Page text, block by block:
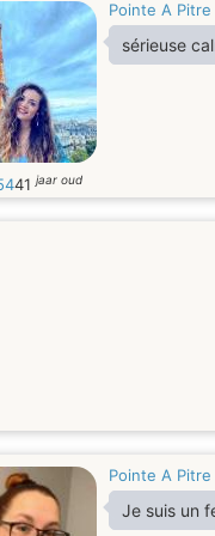
Pointe A Pitre
sérieuse
41jaar oud
Pointe A Pitre
Je suis un